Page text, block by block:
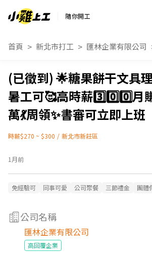
隨你開工
首頁 新北市打工 匯林企業有限公司
🌟糖果餅干文具
暑工可🥰高時薪3️⃣0️⃣0️⃣月
萬💃周領✨書審可立即上班
時薪$270 ~ $300 / 新北市新莊區
1月前
免經驗可 同事可愛 公司聚餐 三節禮金 團體
公司名稱
匯林企業有限公司
高回覆企業